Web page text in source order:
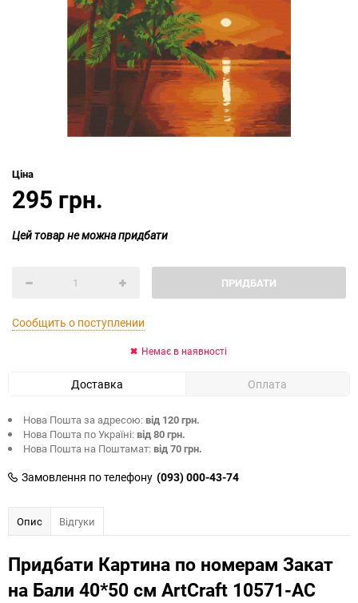
Ціна
295 грн.
Цей товар не можна придбати
ПРИДБАТИ
Сообщить о поступлении
Немає в наявності
Доставка Оплата
Нова Пошта за адресою:від 120 грн.
Нова Пошта по Україні:від 80 грн.
Нова Пошта на Поштамат:від 70 грн.
Замовлення по телефону (093) 000-43-74
Опис Відгуки
Придбати Картина по номерам Закат
на Бали 40*50 см ArtCraft 10571-AC